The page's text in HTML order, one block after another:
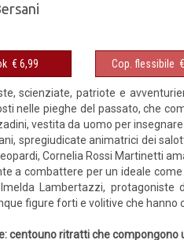
€ 6,99 Cop. flessibile
scienziate, patriote e
nelle pieghe del passato, che
vestita da uomo per
spregiudicate animatrici dei
Cornelia Rossi Martinetti
a combattere per un ideale
Lambertazzi, protagoniste
figure forti e volitive che hanno
centouno ritratti che